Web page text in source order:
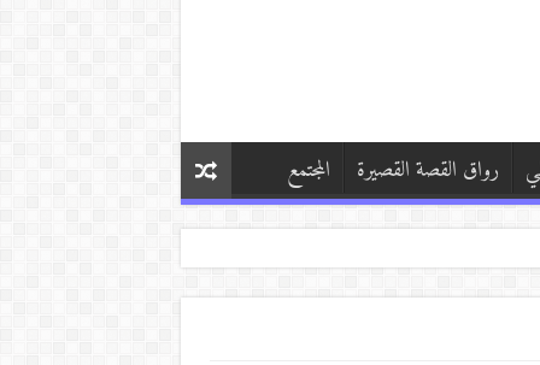
رواق القصة القصيرة المجتمع